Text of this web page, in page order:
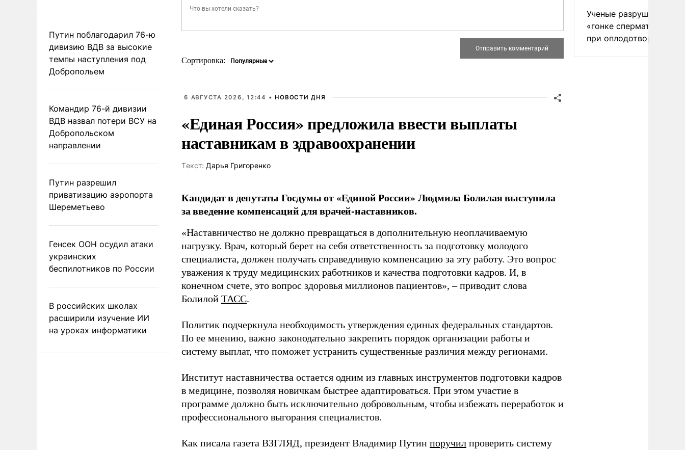
Путин поблагодарил 76-ю
дивизию ВДВ за высокие
темпы наступления под
Добропольем
Командир 76-й дивизии
ВДВ назвал потери ВСУ на
Добропольском
направлении
Путин разрешил
приватизацию аэропорта
Шереметьево
Генсек ООН осудил атаки
украинских
беспилотников по России
В российских школах
расширили изучение ИИ
на уроках информатики
Сортировка:
6 АВГУСТА 2026, 12:44 • НОВОСТИ ДНЯ
«Единая Россия» предложила ввести выплаты
наставникам в здравоохранении
Tекст: Дарья Григоренко
Кандидат в депутаты Госдумы от «Единой России» Людмила Болилая выступила
за введение компенсаций для врачей-наставников.
«Наставничество не должно превращаться в дополнительную неоплачиваемую
нагрузку. Врач, который берет на себя ответственность за подготовку молодого
специалиста, должен получать справедливую компенсацию за эту работу. Это вопрос
уважения к труду медицинских работников и качества подготовки кадров. И, в
конечном счете, это вопрос здоровья миллионов пациентов», – приводит слова
Болилой ТАСС.
Политик подчеркнула необходимость утверждения единых федеральных стандартов.
По ее мнению, важно законодательно закрепить порядок организации работы и
систему выплат, что поможет устранить существенные различия между регионами.
Институт наставничества остается одним из главных инструментов подготовки кадров
в медицине, позволяя новичкам быстрее адаптироваться. При этом участие в
программе должно быть исключительно добровольным, чтобы избежать переработок и
профессионального выгорания специалистов.
Как писала газета ВЗГЛЯД, президент Владимир Путин поручил проверить систему
Ученые разрушили миф
«гонке
при оплодотворении